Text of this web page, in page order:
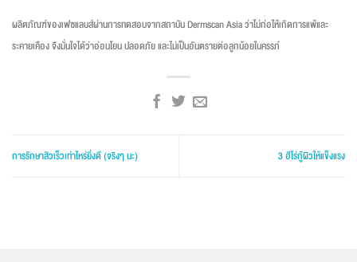
ผลิตภัณฑ์ของเฟซแลบส์ผ่านการทดสอบจากสถาบัน Dermscan Asia ว่าไม่ก่อให้เกิดการแพ้และ
ระคายเคือง จึงมั่นใจได้ว่าอ่อนโยน ปลอดภัย และไม่เป็นอันตรายต่อลูกน้อยในครรภ์
การรักษาสิวเร็วเท่าไหร่ยิ่งดี (จริงๆ นะ) 3 ฮีโร่กู้ผิวให้แข็งแรง